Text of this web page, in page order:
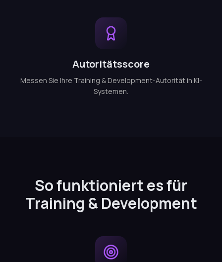
Autoritätsscore
Messen Sie Ihre Training & Development-Autorität in KI-
Systemen.
So funktioniert es für
Training & Development